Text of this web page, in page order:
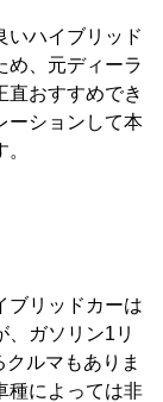
いハイブリッド
め、元ディーラ
直おすすめでき
ーションして本
ブリッドカーは
、ガソリン1リ
ルマもありま
種によっては非